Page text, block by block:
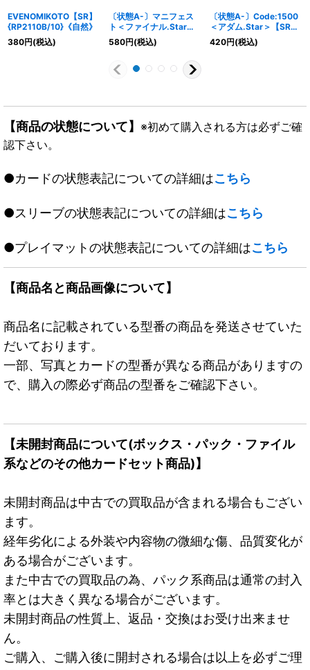
EVENOMIKOTO【SR】
{RP2110B/10}《自然》
380円(税込)
〔状態A-〕マニフェス
ト＜ファイナル.Star＞
【SR】{RP226B/10}
《水》
580円(税込)
〔状態A-〕Code:1500
＜アダム.Star＞【SR】
{RP195B/20}《水》
420円(税込)
【商品の状態について】 ※初めて購入される方は必ずご確
認下さい。
●カードの状態表記についての詳細はこちら
●スリーブの状態表記についての詳細はこちら
●プレイマットの状態表記についての詳細はこちら
【商品名と商品画像について】
商品名に記載されている型番の商品を発送させていた
だいております。
一部、写真とカードの型番が異なる商品がありますの
で、購入の際必ず商品の型番をご確認下さい。
【未開封商品について(ボックス・パック・ファイル
系などのその他カードセット商品)】
未開封商品は中古での買取品が含まれる場合もござい
ます。
経年劣化による外装や内容物の微細な傷、品質変化が
ある場合がございます。
また中古での買取品の為、パック系商品は通常の封入
率とは大きく異なる場合がございます。
未開封商品の性質上、返品・交換はお受け出来ませ
ん。
ご購入、ご購入後に開封される場合は以上を必ずご理